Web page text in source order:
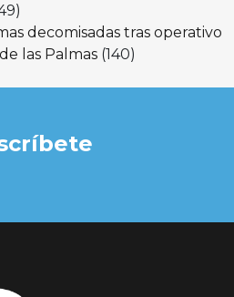
decomisadas tras operativo
las Palmas (140)